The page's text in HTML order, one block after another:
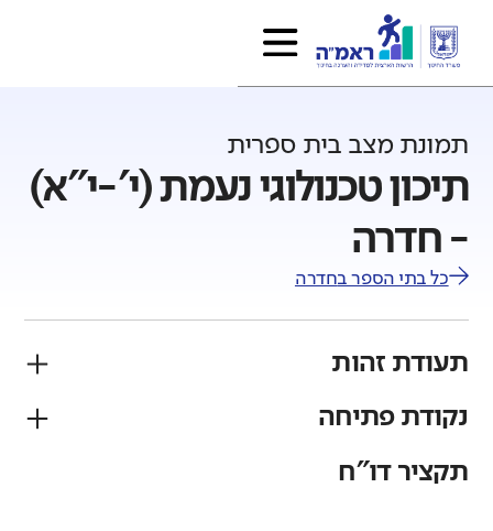
תמונת מצב בית ספרית
תיכון טכנולוגי נעמת (י'-י"א)
- חדרה
כל בתי הספר בחדרה
תעודת זהות
פיקוח
נקודת פתיחה
תקציר דו"ח